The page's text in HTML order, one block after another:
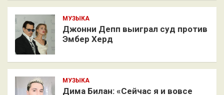
МУЗЫКА
Джонни Депп выиграл суд против
Эмбер Херд
МУЗЫКА
Дима Билан: «Сейчас я и вовсе